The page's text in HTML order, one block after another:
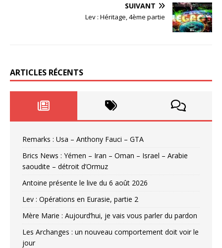
SUIVANT
Lev : Héritage, 4ème partie
ARTICLES RÉCENTS
Remarks : Usa – Anthony Fauci – GTA
Brics News : Yémen – Iran – Oman – Israel – Arabie
saoudite – détroit d’Ormuz
Antoine présente le live du 6 août 2026
Lev : Opérations en Eurasie, partie 2
Mère Marie : Aujourd’hui, je vais vous parler du pardon
Les Archanges : un nouveau comportement doit voir le
jour